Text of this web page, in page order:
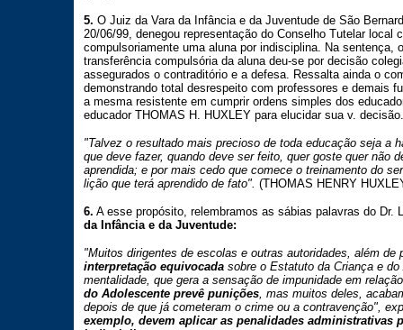
5. O Juiz da Vara da Infância e da Juventude de São
20/06/99, denegou representação do Conselho Tutelar local
compulsoriamente uma aluna por indisciplina. Na sentença,
transferência compulsória da aluna deu-se por decisão
assegurados o contraditório e a defesa. Ressalta ainda o
demonstrando total desrespeito com professores e demais
a mesma resistente em cumprir ordens simples dos
educador THOMAS H. HUXLEY para elucidar sua v. decisão.
"Talvez o resultado mais precioso de toda educação seja a
que deve fazer, quando deve ser feito, quer goste quer não
aprendida; e por mais cedo que comece o treinamento do
lição que terá aprendido de fato". (THOMAS HENRY
6. A esse propósito, relembramos as sábias palavras do Dr.
da Infância e da Juventude:
"Muitos dirigentes de escolas e outras autoridades, além de
interpretação equivocada sobre o Estatuto da Criança e
mentalidade, que gera a sensação de impunidade em
do Adolescente prevê punições, mas muitos deles,
depois de que já cometeram o crime ou a contravenção",
exemplo, devem aplicar as penalidades administrativas